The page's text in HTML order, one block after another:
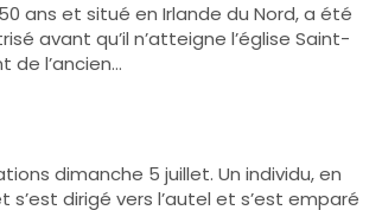
ans et situé en Irlande du Nord, a été
avant qu’il n’atteigne l’église Saint-
de l’ancien…
dimanche 5 juillet. Un individu, en
dirigé vers l’autel et s’est emparé